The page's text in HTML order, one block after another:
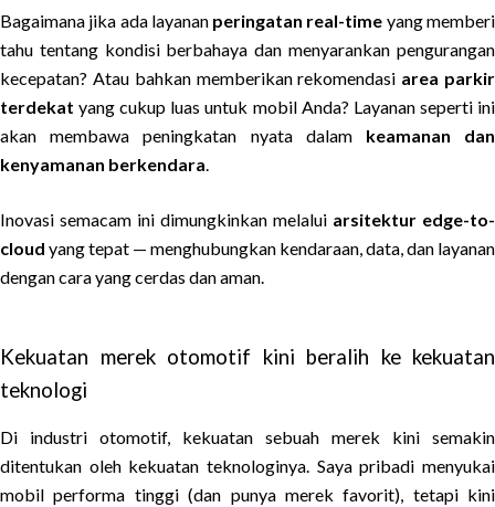
Bagaimana jika ada layanan peringatan real-time yang memberi
tahu tentang kondisi berbahaya dan menyarankan pengurangan
kecepatan? Atau bahkan memberikan rekomendasi area parkir
terdekat yang cukup luas untuk mobil Anda? Layanan seperti ini
akan membawa peningkatan nyata dalam keamanan dan
kenyamanan berkendara.
Inovasi semacam ini dimungkinkan melalui arsitektur edge-to-
cloud yang tepat — menghubungkan kendaraan, data, dan layanan
dengan cara yang cerdas dan aman.
Kekuatan merek otomotif kini beralih ke kekuatan
teknologi
Di industri otomotif, kekuatan sebuah merek kini semakin
ditentukan oleh kekuatan teknologinya. Saya pribadi menyukai
mobil performa tinggi (dan punya merek favorit), tetapi kini